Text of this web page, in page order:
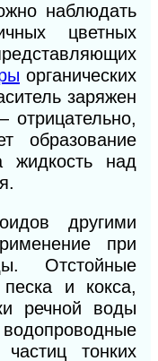
наблюдать
цветных
органических
заряжен
отрицательно,
образование
жидкость над
другими
при
Отстойные
и кокса,
речной воды
тонких